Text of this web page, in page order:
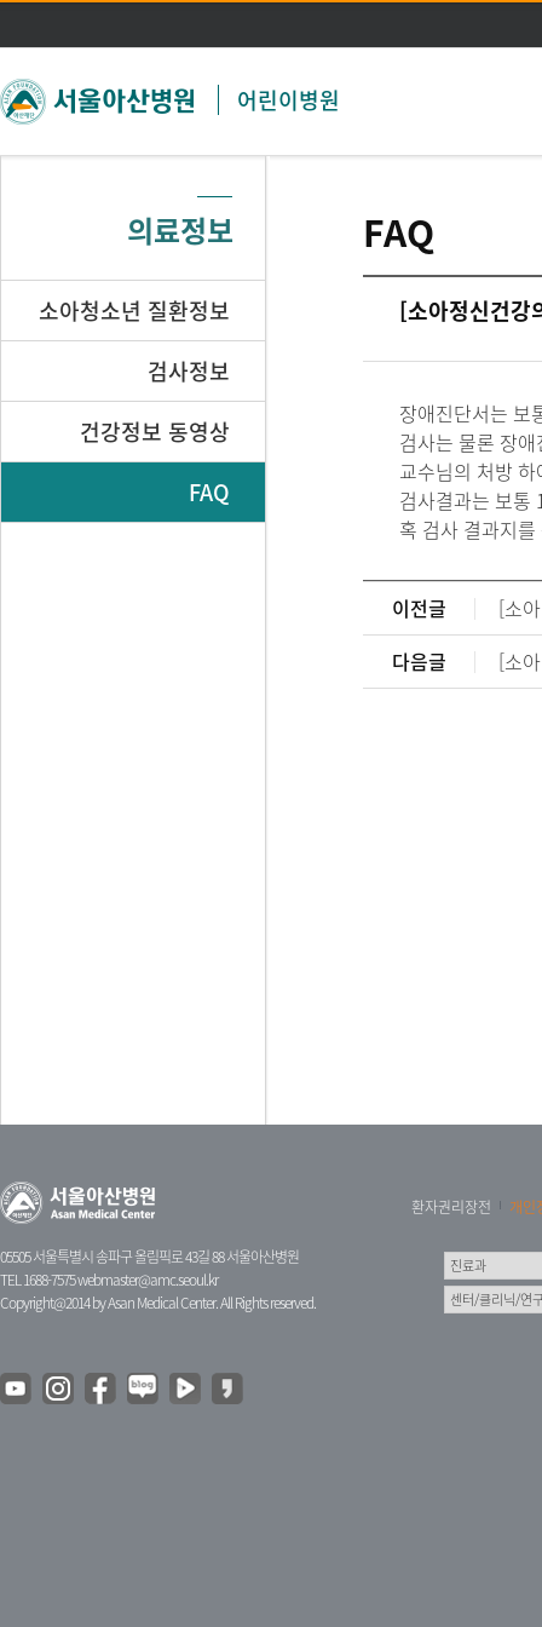
주메뉴 바로가기
본문 바로가기
어린이병원
의료정보
소아청소년 질환정보
검사정보
건강정보 동영상
FAQ
FAQ
[소아정신건강
장애진단서는 보
검사는 물론 장
교수님의 처방
검사결과는 보통
혹 검사 결과지
이전글
[소
다음글
[소
05505 서울특별시 송파구 올림픽로 43길 88 서울아산병원
TEL 1688-7575webmaster@amc.seoul.kr
Copyright@2014 by Asan Medical Center. All Rights reserved.
환자권리장전 개인